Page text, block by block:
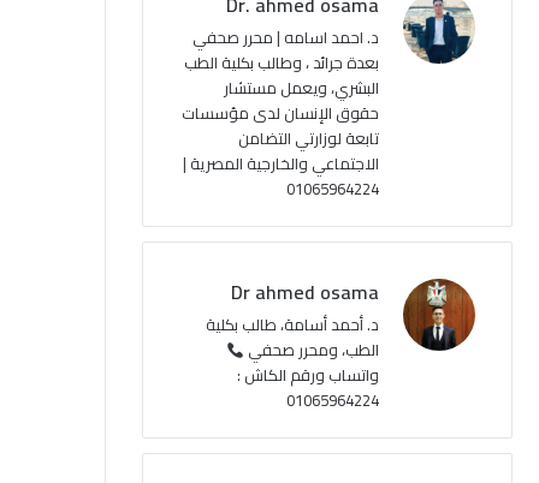
u
ر
ا
م
ل
م
و
ق
ع
S
S
د. احمد اسامه | محرر صحفي
بعدة جرائد ، وطالب بكلية الطب
البشري، ويعمل مستشار
حقوق الإنسان لدى مؤسسات
تابعة لوزارتي التضامن
الاجتماعي والخارجية المصرية |
01065964224
Dr ahmed osama
د. أحمد أسامة، طالب بكلية
الطب، ومحرر صحفي
واتساب ورقم الكاش :
01065964224